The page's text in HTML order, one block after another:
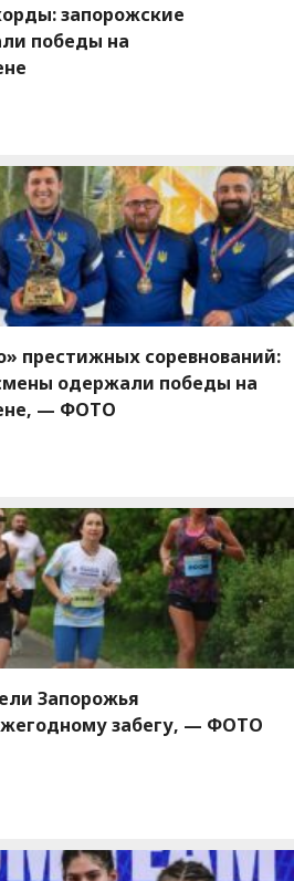
запорожские
победы на
престижных соревнований:
одержали победы на
— ФОТО
Запорожья
забегу, — ФОТО